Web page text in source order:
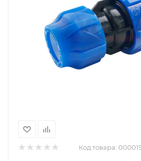
Код товара: